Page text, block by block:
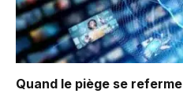
Quand le piège se referme